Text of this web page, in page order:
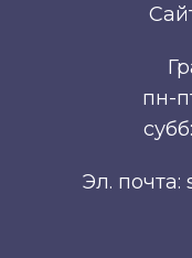
пн-
Эл. почта: